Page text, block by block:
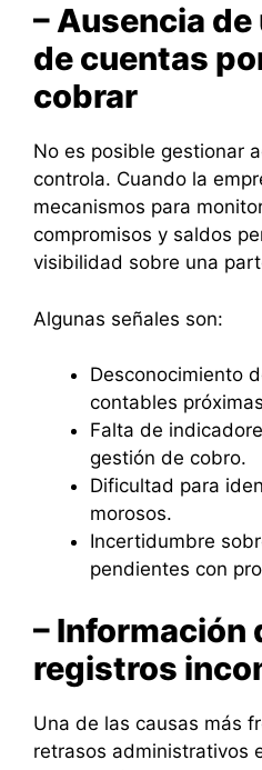
– Ausencia
de cuentas
cobrar
No es posible gestionar
controla. Cuando la
mecanismos para
compromisos y saldos
visibilidad sobre una
Algunas señales son:
Desconocimiento
contables
Falta de
gestión de cobro.
Dificultad para
morosos.
Incertidumbre
pendientes con
– Información
registros
Una de las causas más
retrasos administrativos